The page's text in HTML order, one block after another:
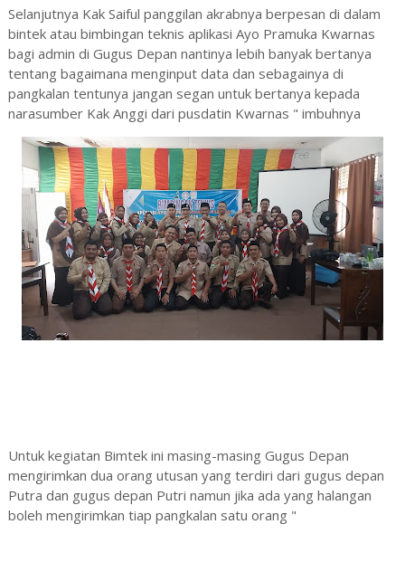
Selanjutnya Kak Saiful panggilan akrabnya berpesan di dalam
bintek atau bimbingan teknis aplikasi Ayo Pramuka Kwarnas
bagi admin di Gugus Depan nantinya lebih banyak bertanya
tentang bagaimana menginput data dan sebagainya di
pangkalan tentunya jangan segan untuk bertanya kepada
narasumber Kak Anggi dari pusdatin Kwarnas " imbuhnya
Untuk kegiatan Bimtek ini masing-masing Gugus Depan
mengirimkan dua orang utusan yang terdiri dari gugus depan
Putra dan gugus depan Putri namun jika ada yang halangan
boleh mengirimkan tiap pangkalan satu orang "